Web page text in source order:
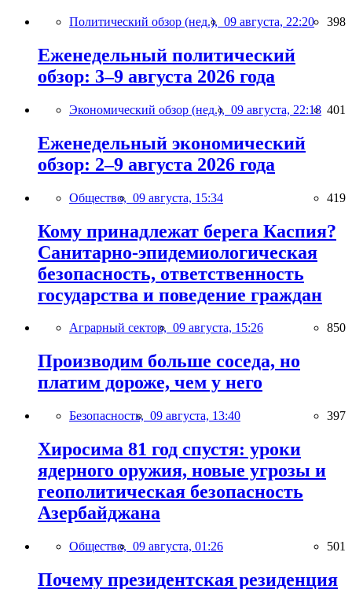
Политический обзор (нед.), 09 августа, 22:20 398
Еженедельный политический
обзор: 3–9 августа 2026 года
Экономический обзор (нед.), 09 августа, 22:18 401
Еженедельный экономический
обзор: 2–9 августа 2026 года
Общество, 09 августа, 15:34 419
Кому принадлежат берега Каспия?
Санитарно-эпидемиологическая
безопасность, ответственность
государства и поведение граждан
Аграрный сектор, 09 августа, 15:26 850
Производим больше соседа, но
платим дороже, чем у него
Безопасность, 09 августа, 13:40 397
Хиросима 81 год спустя: уроки
ядерного оружия, новые угрозы и
геополитическая безопасность
Азербайджана
Общество, 09 августа, 01:26 501
Почему президентская резиденция